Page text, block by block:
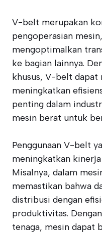
V-belt merupakan
pengoperasian
mengoptimalkan
ke bagian lainnya.
khusus, V-belt dapat
meningkatkan
penting dalam
mesin berat untuk
Penggunaan V-belt
meningkatkan
Misalnya, dalam
memastikan bahwa
distribusi dengan
produktivitas.
tenaga, mesin dapat